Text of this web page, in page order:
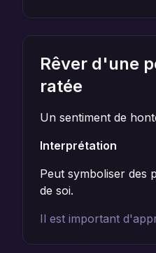
Rêver d'une
ratée
Un sentiment de
Interprétation
Peut symboliser des
de soi.
Il est important